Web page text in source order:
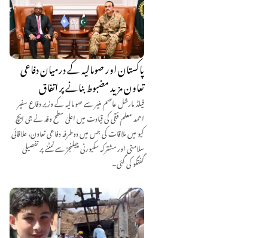
پاکستان اور صومالیہ کے درمیان دفاعی
تعاون مزید مضبوط بنانے پر اتفاق
فیلڈ مارشل عاصم منیر سے صومالیہ کے وزیر دفاع سفیر
احمد معلم فقی کی قیادت میں اعلیٰ سطح وفد نے جی ایچ
کیو میں ملاقات کی جس میں دوطرفہ دفاعی تعاون، علاقائی
سلامتی اور مشترکہ سکیورٹی چیلنجز سے نمٹنے پر تفصیلی
گفتگو کی گئی۔